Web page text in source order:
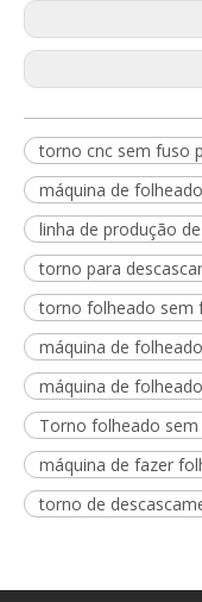
torno cnc sem fuso
máquina de
linha de produção
torno para
torno folheado sem
máquina de
máquina de
Torno folheado
máquina de fazer
torno de